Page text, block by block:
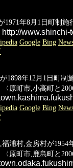
1971年8月1日町制
http://www.shinchi-
Google Bing
1898年12月1日町制
原町市,小高町と
Google Bing
福浦村,金房村が1954
原町市,鹿島町と